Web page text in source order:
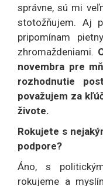
správne, sú mi
stotožňujem. Aj
pripomínam
zhromaždeniami.
novembra pre
rozhodnutie
považujem za
živote.
Rokujete s
podpore?
Áno, s
rokujeme a